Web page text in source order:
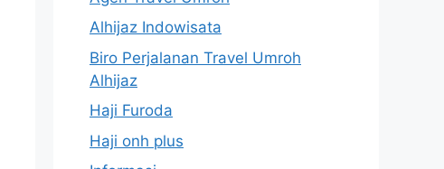
Alhijaz Indowisata
Biro Perjalanan Travel Umroh
Alhijaz
Haji Furoda
Haji onh plus